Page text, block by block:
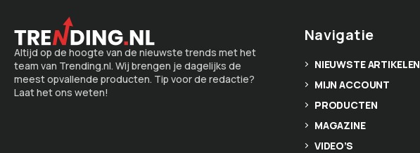
Altijd op de hoogte van de nieuwste trends met het
team van Trending.nl. Wij brengen je dagelijks de
meest opvallende producten. Tip voor de redactie?
Laat het ons weten!
Navigatie
NIEUWSTE ARTIKELEN
MIJN ACCOUNT
PRODUCTEN
MAGAZINE
VIDEO’S